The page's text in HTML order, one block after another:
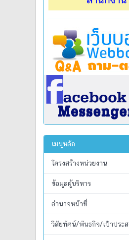
เมนูหลัก
โครงสร้างหน่วยงาน
ข้อมูลผู้บริหาร
อำนาจหน้าที่
วิสัยทัศน์/พันธกิจ/เป้าประ